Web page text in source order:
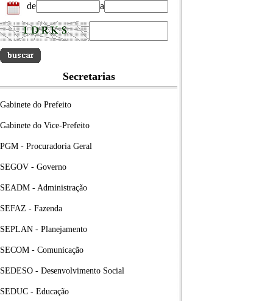
de a
Secretarias
Gabinete do Prefeito
Gabinete do Vice-Prefeito
PGM - Procuradoria Geral
SEGOV - Governo
SEADM - Administração
SEFAZ - Fazenda
SEPLAN - Planejamento
SECOM - Comunicação
SEDESO - Desenvolvimento Social
SEDUC - Educação